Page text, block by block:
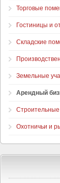
Торговые
Гостиницы и
Складские
Земельные
Арендный
Охотничьи и